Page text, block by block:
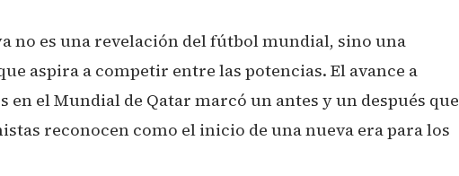
no es una revelación del fútbol mundial, sino una
aspira a competir entre las potencias. El avance a
en el Mundial de Qatar marcó un antes y un después que
reconocen como el inicio de una nueva era para los